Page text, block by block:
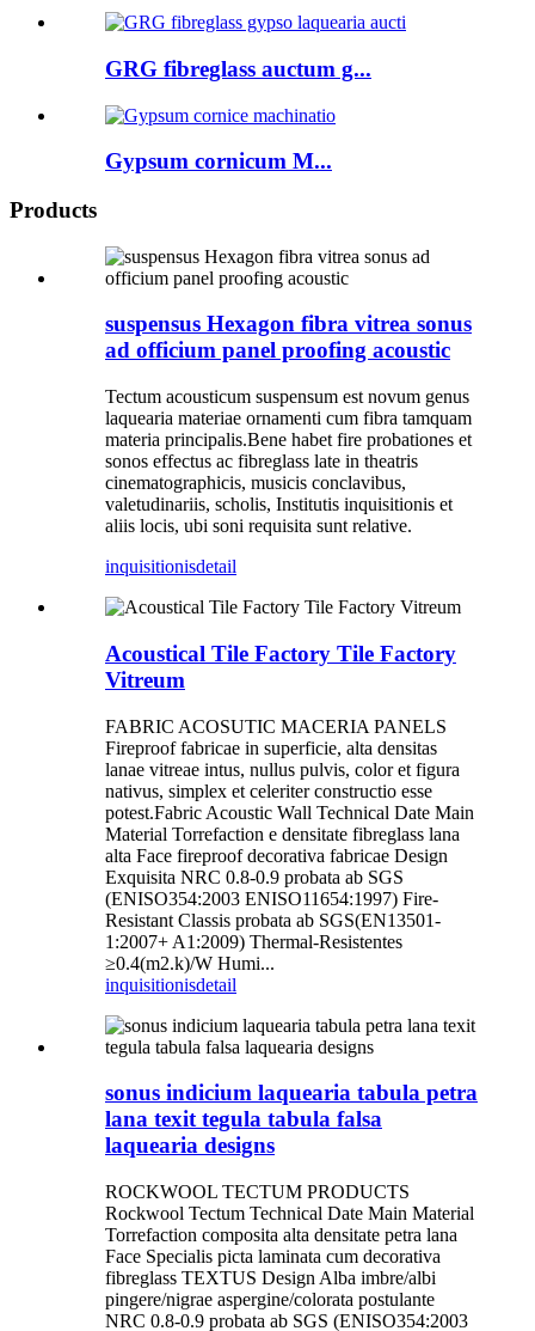
GRG fibreglass auctum g...
Gypsum cornicum M...
Products
suspensus Hexagon fibra vitrea sonus
ad officium panel proofing acoustic
Tectum acousticum suspensum est novum genus
laquearia materiae ornamenti cum fibra tamquam
materia principalis.Bene habet fire probationes et
sonos effectus ac fibreglass late in theatris
cinematographicis, musicis conclavibus,
valetudinariis, scholis, Institutis inquisitionis et
aliis locis, ubi soni requisita sunt relative.
inquisitionisdetail
Acoustical Tile Factory Tile Factory
Vitreum
FABRIC ACOSUTIC MACERIA PANELS
Fireproof fabricae in superficie, alta densitas
lanae vitreae intus, nullus pulvis, color et figura
nativus, simplex et celeriter constructio esse
potest.Fabric Acoustic Wall Technical Date Main
Material Torrefaction e densitate fibreglass lana
alta Face fireproof decorativa fabricae Design
Exquisita NRC 0.8-0.9 probata ab SGS
(ENISO354:2003 ENISO11654:1997) Fire-
Resistant Classis probata ab SGS(EN13501-
1:2007+ A1:2009) Thermal-Resistentes
≥0.4(m2.k)/W Humi...
inquisitionisdetail
sonus indicium laquearia tabula petra
lana texit tegula tabula falsa
laquearia designs
ROCKWOOL TECTUM PRODUCTS
Rockwool Tectum Technical Date Main Material
Torrefaction composita alta densitate petra lana
Face Specialis picta laminata cum decorativa
fibreglass TEXTUS Design Alba imbre/albi
pingere/nigrae aspergine/colorata postulante
NRC 0.8-0.9 probata ab SGS (ENISO354:2003